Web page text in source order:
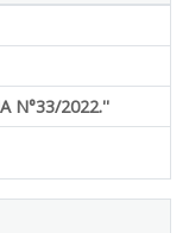
N°33/2022.''